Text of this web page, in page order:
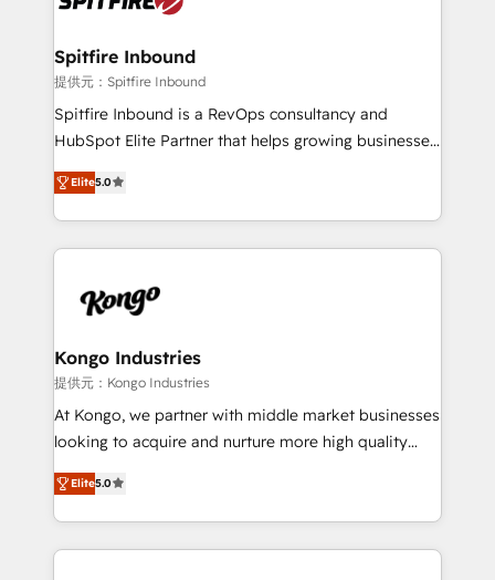
Streamz and Michelin.
and overall revenue to a level not feasible with
traditional methods. If you’re a frustrated marketing
manager or business owner sick of wasting budget
with generic agencies and their outdated methods,
just like yours attract more high-quality leads
throughout each stage of the buying cycle with
enable sales teams with the process, technology and
training to smash targets.
Spitfire Inbound
提供元：Spitfire Inbound
Spitfire Inbound is a RevOps consultancy and
HubSpot Elite Partner that helps growing businesses
design predictable, scalable revenue-driving
strategies. With offices in South Africa and London,
we take a RevOps-led approach that aligns sales,
marketing & service, breaks down silos, and gives
confidence. We deliver end to end strategy and
and technology around a single source of truth to
support sustainable growth and better decision-
making. Working with clients locally and globally, our
expertise includes HubSpot onboarding and CRM
experience strategy, web development, integrations,
and data-driven campaigns. Winners of the first
Elite5.0
Kongo Industries
提供元：Kongo Industries
At Kongo, we partner with middle market businesses
looking to acquire and nurture more high quality
leads. We use digital media, marketing cloud,
automation and software integration to drive sales
and, deliver clarity on marketing expenditure.
Elite5.0